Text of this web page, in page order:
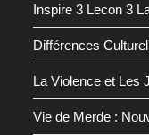
Inspire 3 Lecon 3
Différences
La Violence et Les
Vie de Merde :